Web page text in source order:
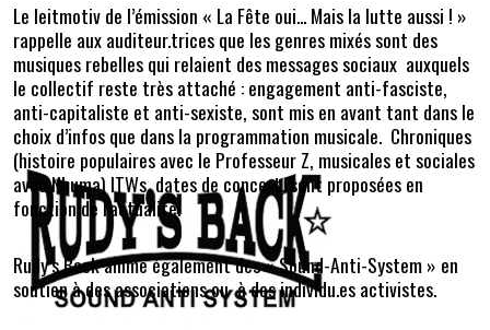
Le leitmotiv de l’émission « La Fête oui... Mais la lutte aussi ! »
rappelle aux auditeur.trices que les genres mixés sont des
musiques rebelles qui relaient des messages sociaux auxquels
le collectif reste très attaché : engagement anti-fasciste,
anti-capitaliste et anti-sexiste, sont mis en avant tant dans le
choix d’infos que dans la programmation musicale. Chroniques
(histoire populaires avec le Professeur Z, musicales et sociales
avec Nhuma) ITWs, dates de concert, sont proposées en
fonction de l'actualité.
Rudy’s Back anime également des « Sound-Anti-System » en
soutien à des associations ou à des individu.es activistes.